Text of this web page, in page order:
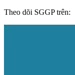
Theo dõi SGGP trên: